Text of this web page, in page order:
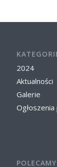
2024
Aktualności
Galerie
POLECAMY